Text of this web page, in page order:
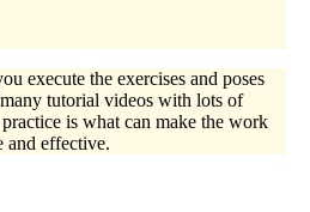
execute the exercises and poses
tutorial videos with lots of
is what can make the work
and effective.